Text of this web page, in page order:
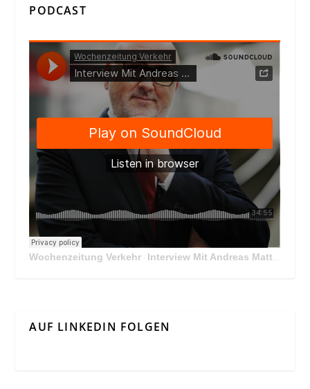
PODCAST
Wochenzeitung Verkehr · Interview Mit Andreas Matthä, CEO der ÖBB Holding
AUF LINKEDIN FOLGEN